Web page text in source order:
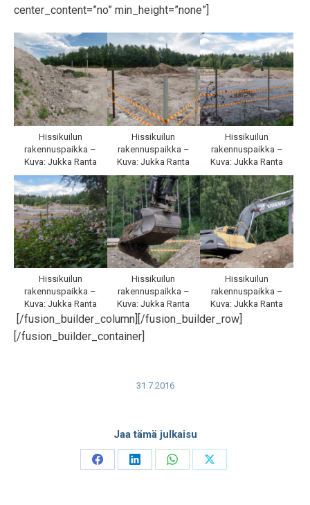
center_content=”no” min_height=”none”]
Hissikuilun
rakennuspaikka –
Kuva: Jukka Ranta
Hissikuilun
rakennuspaikka –
Kuva: Jukka Ranta
Hissikuilun
rakennuspaikka –
Kuva: Jukka Ranta
Hissikuilun
rakennuspaikka –
Kuva: Jukka Ranta
Hissikuilun
rakennuspaikka –
Kuva: Jukka Ranta
Hissikuilun
rakennuspaikka –
Kuva: Jukka Ranta
[/fusion_builder_column][/fusion_builder_row]
[/fusion_builder_container]
31.7.2016
Jaa tämä julkaisu
Share
Share
Share
Share